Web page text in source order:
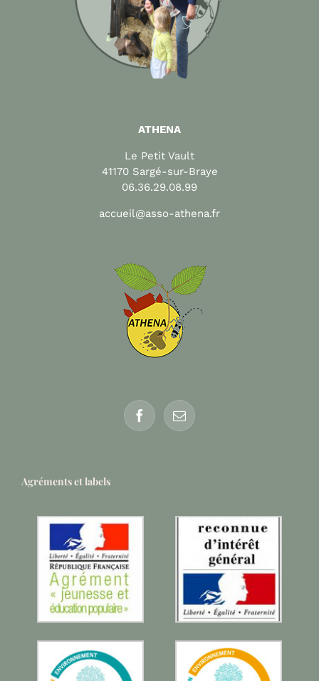
ATHENA
Le Petit Vault
41170 Sargé-sur-Braye
06.36.29.08.99
accueil@asso-athena.fr
Agréments et labels